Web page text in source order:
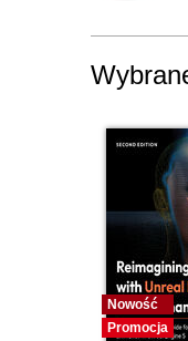
Nowość
Promocja